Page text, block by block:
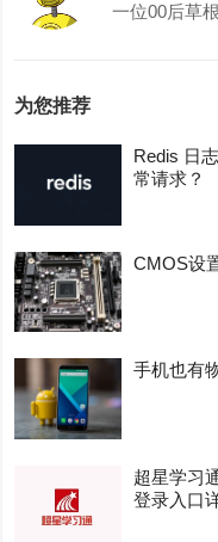
一位00后草
为您推荐
Redis 日
常请求？
CMOS设
手机也有
超星学习
登录入口